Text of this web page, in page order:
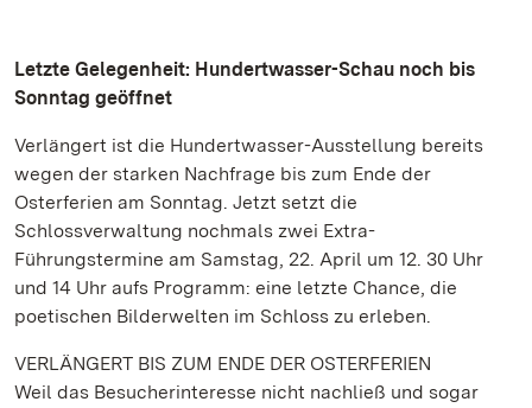
Letzte Gelegenheit: Hundertwasser-Schau noch bis
Sonntag geöffnet
Verlängert ist die Hundertwasser-Ausstellung bereits
wegen der starken Nachfrage bis zum Ende der
Osterferien am Sonntag. Jetzt setzt die
Schlossverwaltung nochmals zwei Extra-
Führungstermine am Samstag, 22. April um 12. 30 Uhr
und 14 Uhr aufs Programm: eine letzte Chance, die
poetischen Bilderwelten im Schloss zu erleben.
VERLÄNGERT BIS ZUM ENDE DER OSTERFERIEN
Weil das Besucherinteresse nicht nachließ und sogar